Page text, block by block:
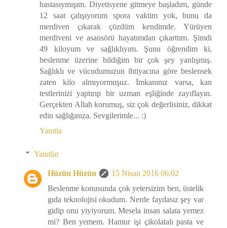
hastasıymışım. Diyetisyene gitmeye başladım, günde
12 saat çalışıyorum spora vaktim yok, bunu da
merdiven çıkarak çözdüm kendimde. Yürüyen
merdiveni ve asansörü hayatımdan çıkarttım. Şimdi
49 kiloyum ve sağlıklıyım. Şunu öğrendim ki,
beslenme üzerine bildiğim bir çok şey yanlışmış.
Sağlıklı ve vücudumuzun ihtiyacına göre beslensek
zaten kilo almıyormuşuz. İmkanınız varsa, kan
testlerinizi yaptırıp bir uzman eşliğinde zayıflayın.
Gerçekten Allah korumuş, siz çok değerlisiniz, dikkat
edin sağlığınıza. Sevgilerimle... :)
Yanıtla
Yanıtlar
Hüzün Hüzün
15 Nisan 2016 06:02
Beslenme konusunda çok yetersizim ben, üstelik
gıda teknolojisi okudum. Nerde faydasız şey var
gidip onu yiyiyorum. Mesela insan salata yemez
mi? Ben yemem. Hamur işi çikolatalı pasta ve